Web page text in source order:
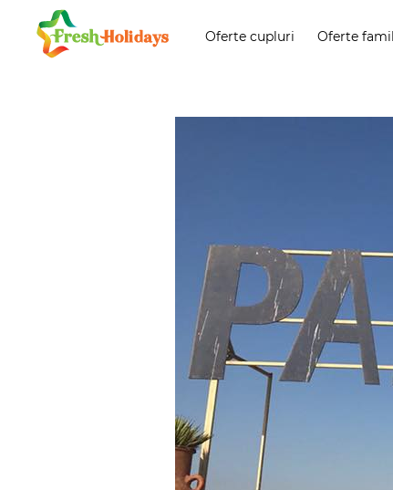
Oferte cupluri Oferte